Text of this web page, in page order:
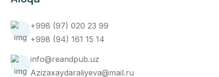
+998 (97) 020 23 99
+998 (94) 161 15 14
info@reandpub.uz
Azizaxaydaraliyeva@mail.ru